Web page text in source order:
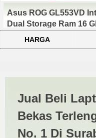
Asus ROG GL553VD
Dual Storage Ram 16
HARGA
Sidoarjo |
KAMERA
Jual Beli
Bekas
No. 1 Di